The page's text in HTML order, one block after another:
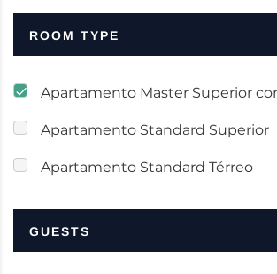
ROOM TYPE
Apartamento Master Superior
Apartamento Standard Superior
Apartamento Standard Térreo
GUESTS